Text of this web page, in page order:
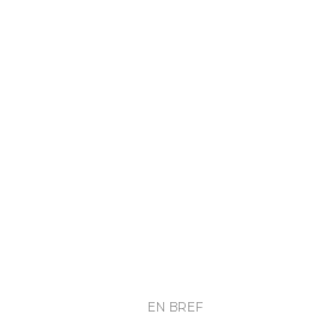
EN BREF